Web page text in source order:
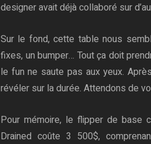
designer avait déjà collaboré sur
Sur le fond, cette table nous
fixes, un bumper… Tout ça doit
le fun ne saute pas aux yeux.
révéler sur la durée. Attendons de
Pour mémoire, le flipper de base
Drained coûte 3 500$,